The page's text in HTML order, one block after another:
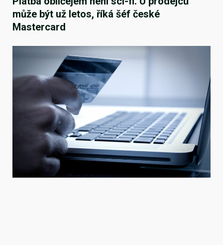
může být už letos, říká šéf české
Mastercard